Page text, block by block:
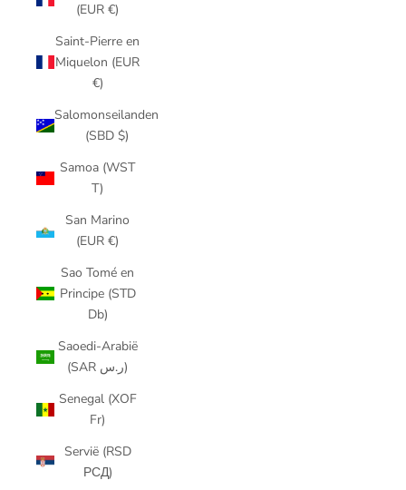
(EUR €)
Saint-Pierre en
Miquelon (EUR
€)
Salomonseilanden
(SBD $)
Samoa (WST
T)
San Marino
(EUR €)
Sao Tomé en
Principe (STD
Db)
Saoedi-Arabië
(SAR ر.س)
Senegal (XOF
Fr)
Servië (RSD
РСД)